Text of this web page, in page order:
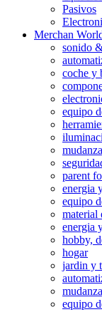
Pasivos
Merchan
sonido
coche y
equipo
parent
energia
equipo
material
energia
hobby,
hogar
jardin y
equipo